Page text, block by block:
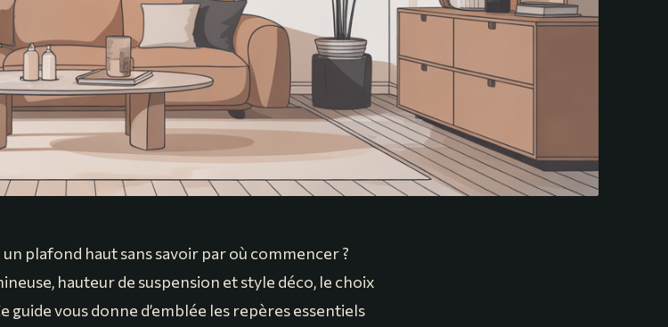
plafond haut sans savoir par où commencer ?
hauteur de suspension et style déco, le choix
guide vous donne d’emblée les repères essentiels